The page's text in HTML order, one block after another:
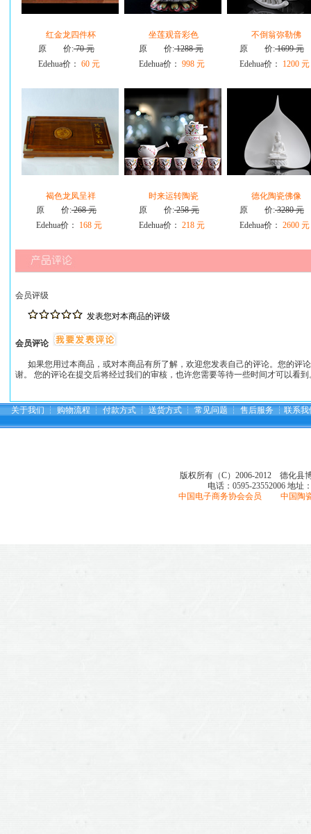
红金龙四件杯
原 价:70 元
Edehua价： 60 元
坐莲观音彩色
原 价:1288 元
Edehua价： 998 元
不倒翁弥勒佛
原 价:1699 元
Edehua价：
1200 元
褐色龙凤呈祥
原 价:268 元
Edehua价：
168 元
时来运转陶瓷
原 价:258 元
Edehua价： 218 元
德化陶瓷佛像
原 价:3280 元
Edehua价： 2600 元
会员评级
发表您对本商品的评级
会员评论
如果您用过本商品，或对本商品有所了解，欢迎您发表自己的评论。您的评
谢。 您的评论在提交后将经过我们的审核，也许您需要等待一些时间才可以看
关于我们 ┆ 购物流程 ┆ 付款方式 ┆ 送货方式 ┆ 常见问题 ┆ 售后服务 ┆ 联系我
版权所有（C）2006-2012 德化县
电话：0595-23552006 地址
中国电子商务协会会员 中国陶